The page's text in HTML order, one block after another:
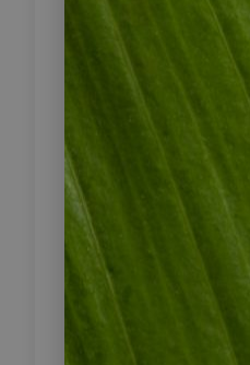
Hier erhalten Sie
die Farm und
gesamten Kakao-
Prozesses. Aber
sehen auf dem
einheimische
Tiere, können den
Ngöbe-Indianer-
Arbeit zuschauen
Schokolade
Mit Ihrem Besuch
Community